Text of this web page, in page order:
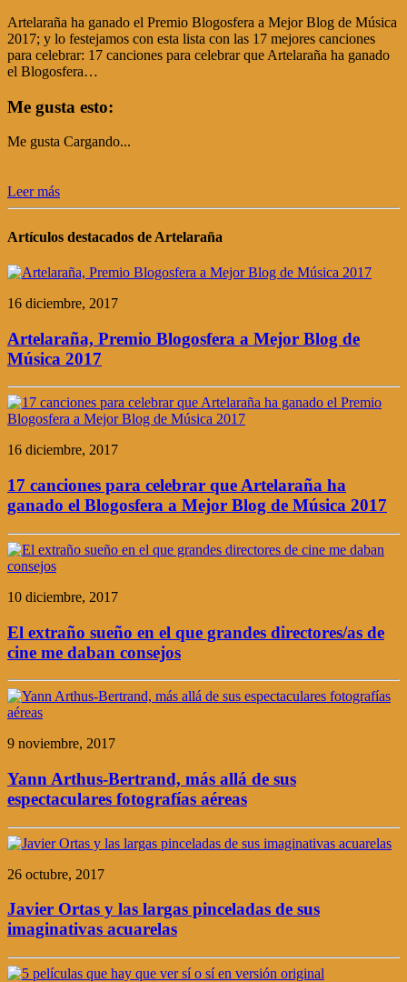
Artelaraña ha ganado el Premio Blogosfera a Mejor Blog de Música
2017; y lo festejamos con esta lista con las 17 mejores canciones
para celebrar: 17 canciones para celebrar que Artelaraña ha ganado
el Blogosfera…
Me gusta esto:
Me gusta Cargando...
Leer más
Artículos destacados de Artelaraña
16 diciembre, 2017
Artelaraña, Premio Blogosfera a Mejor Blog de
Música 2017
16 diciembre, 2017
17 canciones para celebrar que Artelaraña ha
ganado el Blogosfera a Mejor Blog de Música 2017
10 diciembre, 2017
El extraño sueño en el que grandes directores/as de
cine me daban consejos
9 noviembre, 2017
Yann Arthus-Bertrand, más allá de sus
espectaculares fotografías aéreas
26 octubre, 2017
Javier Ortas y las largas pinceladas de sus
imaginativas acuarelas